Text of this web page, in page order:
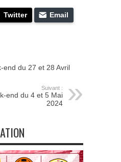
Twitter Email
end du 27 et 28 Avril
Suivant :
end du 4 et 5 Mai
2024